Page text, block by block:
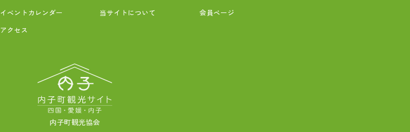
イベントカレンダー
アクセス
当サイトについて 会員ページ
内子町観光協会